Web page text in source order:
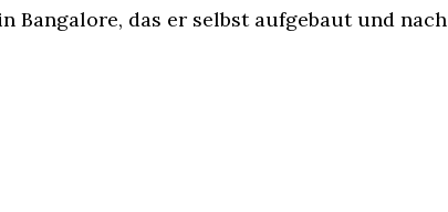
Bangalore, das er selbst aufgebaut und nach